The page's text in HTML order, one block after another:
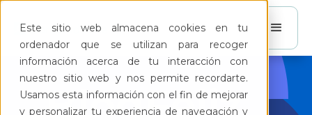
Este sitio web almacena cookies en tu
ordenador que se utilizan para recoger
información acerca de tu interacción con
nuestro sitio web y nos permite recordarte.
Usamos esta información con el fin de mejorar
y personalizar tu experiencia de navegación y